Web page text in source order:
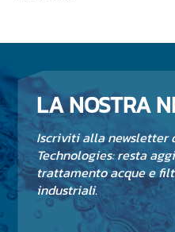
LA NOSTRA
Iscriviti alla newsletter
Technologies: resta
trattamento acque e
industriali.